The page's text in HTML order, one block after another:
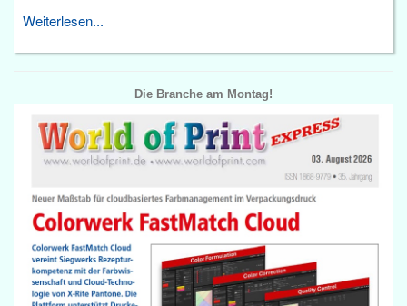
Weiterlesen...
Die Branche am Montag!